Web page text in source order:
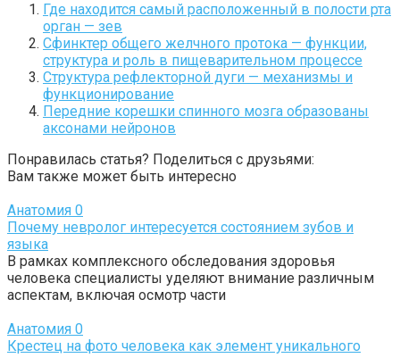
Где находится самый расположенный в полости рта
орган — зев
Сфинктер общего желчного протока — функции,
структура и роль в пищеварительном процессе
Структура рефлекторной дуги — механизмы и
функционирование
Передние корешки спинного мозга образованы
аксонами нейронов
Понравилась статья? Поделиться с друзьями:
Вам также может быть интересно
Анатомия 0
Почему невролог интересуется состоянием зубов и
языка
В рамках комплексного обследования здоровья
человека специалисты уделяют внимание различным
аспектам, включая осмотр части
Анатомия 0
Крестец на фото человека как элемент уникального